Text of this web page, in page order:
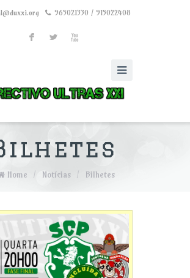
965021330 / 915022408
F L X
Home / Notícias / Bilhetes